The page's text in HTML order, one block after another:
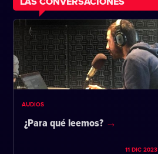
AUDIOS
¿Para qué leemos?
11 DIC 2023